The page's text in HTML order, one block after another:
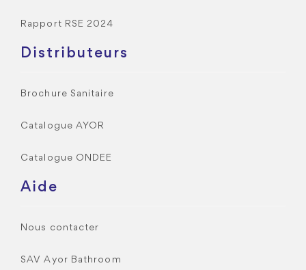
Rapport RSE 2024
Distributeurs
Brochure Sanitaire
Catalogue AYOR
Catalogue ONDEE
Aide
Nous contacter
SAV Ayor Bathroom